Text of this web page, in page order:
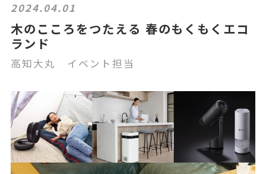
2024.04.01
木のこころをつたえる 春のもくもくエコ
ランド
高知大丸 イベント担当